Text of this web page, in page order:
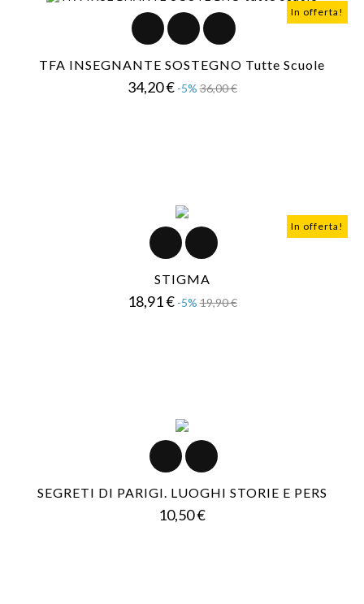
In offerta!
TFA INSEGNANTE SOSTEGNO Tutte Scuole
34,20 € Prezzo
-5% 36,00 €Prezzo
In offerta!
STIGMA
18,91 € Prezzo
-5% 19,90 €Prezzo
SEGRETI DI PARIGI. LUOGHI STORIE E PERS
10,50 €Prezzo